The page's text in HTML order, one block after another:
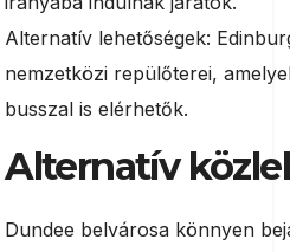
Alternatív lehetőségek:
nemzetközi repülőterei,
busszal is elérhetők.
Alternatív
Dundee belvárosa könnyen